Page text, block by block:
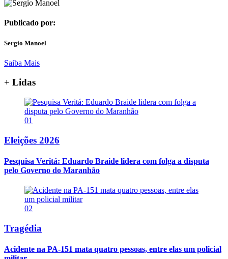
Publicado por:
Sergio Manoel
Saiba Mais
+ Lidas
01
Eleições 2026
Pesquisa Veritá: Eduardo Braide lidera com folga a disputa
pelo Governo do Maranhão
02
Tragédia
Acidente na PA-151 mata quatro pessoas, entre elas um policial